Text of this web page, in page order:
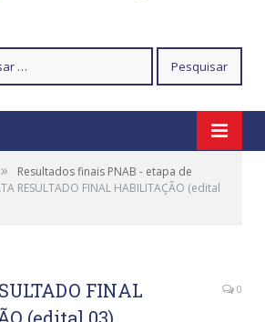
»
Resultados finais PNAB - etapa de
RESULTADO FINAL HABILITAÇÃO (edital
FINAL
0